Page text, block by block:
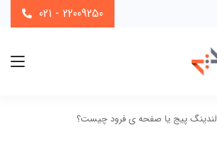
021 - 22009250
لندینگ پیج یا صفحه ی فرود چیست؟